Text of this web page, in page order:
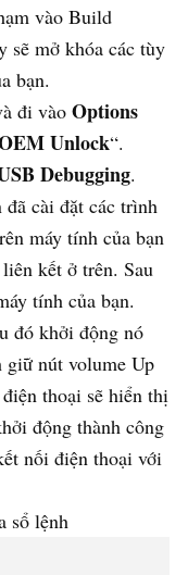
vào Build
sẽ mở khóa các tùy
bạn.
đi vào Options
Unlock“.
Debugging.
đã cài đặt các trình
máy tính của bạn
kết ở trên. Sau
tính của bạn.
đó khởi động nó
giữ nút volume Up
thoại sẽ hiển thị
động thành công
nối điện thoại với
sổ lệnh